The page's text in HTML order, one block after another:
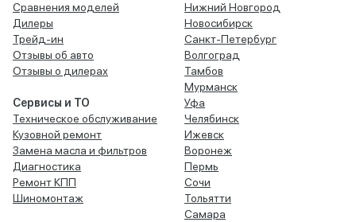
Сравнения моделей
Дилеры
Трейд-ин
Отзывы об авто
Отзывы о дилерах
Сервисы и ТО
Техническое обслуживание
Кузовной ремонт
Замена масла и фильтров
Диагностика
Ремонт КПП
Шиномонтаж
Нижний Новгород
Новосибирск
Санкт-Петербург
Волгоград
Тамбов
Мурманск
Уфа
Челябинск
Ижевск
Воронеж
Пермь
Сочи
Тольятти
Самара